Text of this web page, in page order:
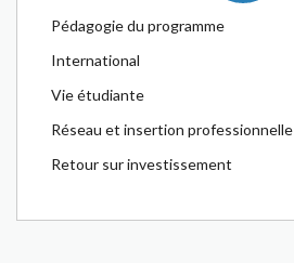
Pédagogie du programme
International
Vie étudiante
Réseau et insertion professionnelle
Retour sur investissement